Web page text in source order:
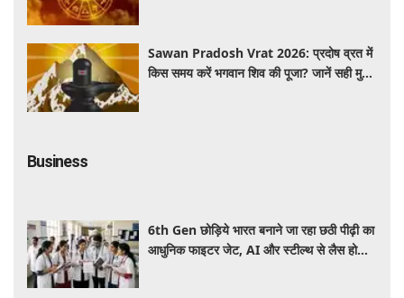
Sawan Pradosh Vrat 2026: प्रदोष व्रत में
किस समय करें भगवान शिव की पूजा? जानें सही मुहूर्त
Business
6th Gen छोड़िये भारत बनाने जा रहा छठी पीढ़ी का
आधुनिक फाइटर जेट, AI और स्टील्थ से लैस होगा